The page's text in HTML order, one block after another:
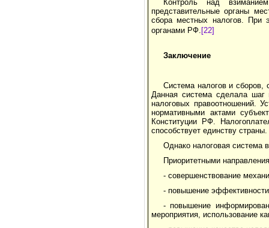
Контроль над
представительные органы
сбора местных налогов. При
органами РФ. [22]
Заключение
Система налогов и сборов,
Данная система сделала шаг
налоговых правоотношений.
нормативными актами
Конституции РФ.
способствует единству страны.
Однако налоговая система
Приоритетными
- совершенствование
- повышение
- повышение
мероприятия, использование